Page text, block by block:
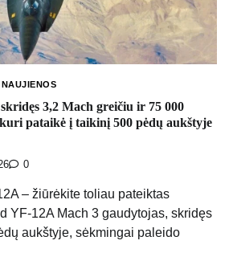
3,2 Mach greičiu ir 75 000
pataikė į taikinį 500 pėdų aukštyje
0
– žiūrėkite toliau pateiktas
YF-12A Mach 3 gaudytojas, skridęs
aukštyje, sėkmingai paleido